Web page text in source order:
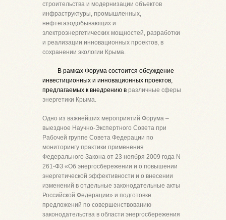
строительства и модернизации объектов
инфраструктуры, промышленных,
нефтегазодобывающих и
электроэнергетических мощностей, разработки
и реализации инновационных проектов, в
сохранении экологии Крыма.
В рамках Форума состоится обсуждение
инвестиционных и инновационных проектов,
предлагаемых к внедрению в различные сферы
энергетики Крыма.
Одно из важнейших мероприятий Форума –
выездное Научно-Экспертного Совета при
Рабочей группе Совета Федерации по
мониторингу практики применения
Федерального Закона от 23 ноября 2009 года N
261-ФЗ «Об энергосбережении и о повышении
энергетической эффективности и о внесении
изменений в отдельные законодательные акты
Российской Федерации» и подготовке
предложений по совершенствованию
законодательства в области энергосбережения